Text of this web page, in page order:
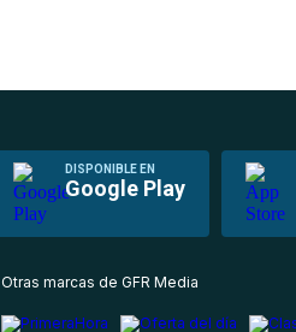
DISPONIBLE EN
Google Play
Otras marcas de GFR Media